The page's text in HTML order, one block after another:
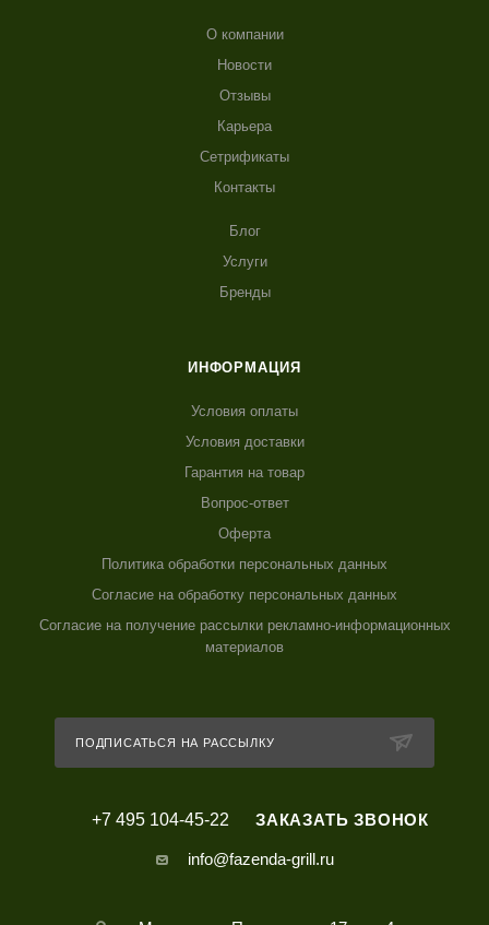
О компании
Новости
Отзывы
Карьера
Сетрификаты
Контакты
Блог
Услуги
Бренды
ИНФОРМАЦИЯ
Условия оплаты
Условия доставки
Гарантия на товар
Вопрос-ответ
Оферта
Политика обработки персональных данных
Согласие на обработку персональных данных
Согласие на получение рассылки рекламно-информационных
материалов
ПОДПИСАТЬСЯ НА РАССЫЛКУ
+7 495 104-45-22 ЗАКАЗАТЬ ЗВОНОК
info@fazenda-grill.ru